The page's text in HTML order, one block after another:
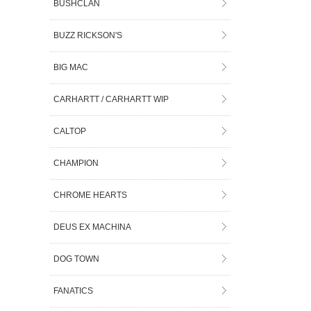
BUSHCLAN
BUZZ RICKSON'S
BIG MAC
CARHARTT / CARHARTT WIP
CALTOP
CHAMPION
CHROME HEARTS
DEUS EX MACHINA
DOG TOWN
FANATICS